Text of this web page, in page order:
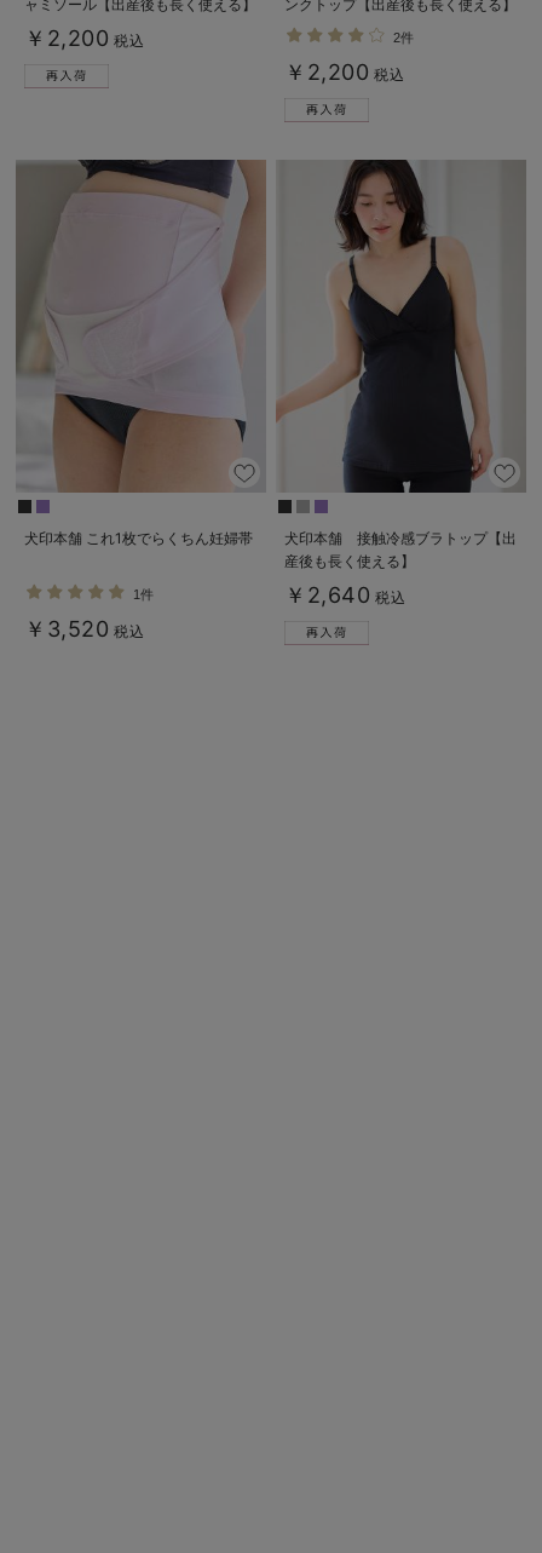
ャミソール【出産後も長く使える】
接触冷感
￥2,200 税込
ンクトップ【出産後も長く使える】
接触冷感
2件
￥2,200 税込
犬印本舗 これ1枚でらくちん妊婦帯
1件
￥3,520 税込
犬印本舗 接触冷感ブラトップ【出
産後も長く使える】
￥2,640 税込